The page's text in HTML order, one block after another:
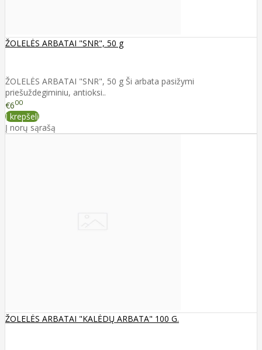
ŽOLELĖS ARBATAI "SNR", 50 g
ŽOLELĖS ARBATAI "SNR", 50 g Ši arbata pasižymi
priešuždegiminiu, antioksi..
€600
Į krepšelį
Į norų sąrašą
ŽOLELĖS ARBATAI "KALĖDŲ ARBATA" 100 G.